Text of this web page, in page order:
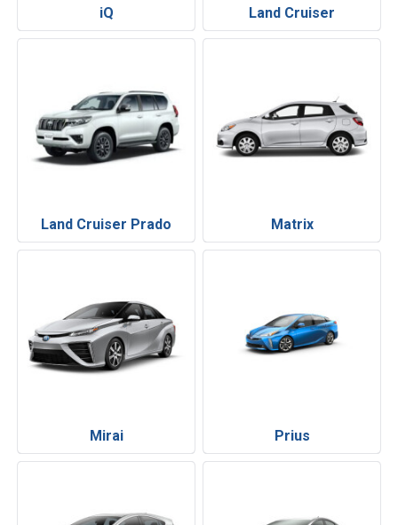
iQ Land Cruiser
Land Cruiser Prado Matrix
Mirai Prius